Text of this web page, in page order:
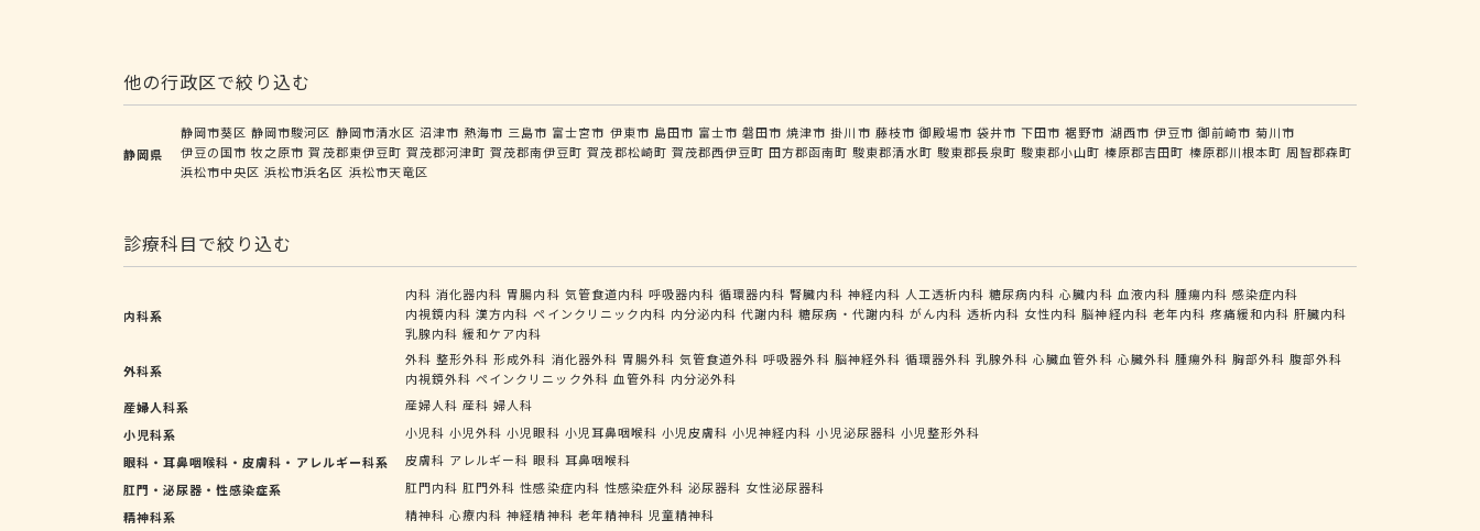
他の行政区で絞り込む
静岡県
静岡市葵区 静岡市駿河区 静岡市清水区 沼津市 熱海市 三島市 富士宮市 伊東市 島田市 富士市 磐田市 焼津市 掛川市 藤枝市 御殿場市 袋井市 下田市 裾野市 湖西市 伊豆市 御前崎市 菊川市
伊豆の国市 牧之原市 賀茂郡東伊豆町 賀茂郡河津町 賀茂郡南伊豆町 賀茂郡松崎町 賀茂郡西伊豆町 田方郡函南町 駿東郡清水町 駿東郡長泉町 駿東郡小山町 榛原郡吉田町 榛原郡川根本町 周智郡森町
浜松市中央区 浜松市浜名区 浜松市天竜区
診療科目で絞り込む
内科系
内科 消化器内科 胃腸内科 気管食道内科 呼吸器内科 循環器内科 腎臓内科 神経内科 人工透析内科 糖尿病内科 心臓内科 血液内科 腫瘍内科 感染症内科
内視鏡内科 漢方内科 ペインクリニック内科 内分泌内科 代謝内科 糖尿病・代謝内科 がん内科 透析内科 女性内科 脳神経内科 老年内科 疼痛緩和内科 肝臓内科
乳腺内科 緩和ケア内科
外科系
外科 整形外科 形成外科 消化器外科 胃腸外科 気管食道外科 呼吸器外科 脳神経外科 循環器外科 乳腺外科 心臓血管外科 心臓外科 腫瘍外科 胸部外科 腹部外科
内視鏡外科 ペインクリニック外科 血管外科 内分泌外科
産婦人科系
産婦人科 産科 婦人科
小児科系
小児科 小児外科 小児眼科 小児耳鼻咽喉科 小児皮膚科 小児神経内科 小児泌尿器科 小児整形外科
眼科・耳鼻咽喉科・皮膚科・アレルギー科系
皮膚科 アレルギー科 眼科 耳鼻咽喉科
肛門・泌尿器・性感染症系
肛門内科 肛門外科 性感染症内科 性感染症外科 泌尿器科 女性泌尿器科
精神科系
精神科 心療内科 神経精神科 老年精神科 児童精神科